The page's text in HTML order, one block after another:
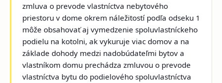
zmluva o prevode vlastníctva nebytového
priestoru v dome okrem náležitostí podľa odseku 1
môže obsahovať aj vymedzenie spoluvlastníckeho
podielu na kotolni, ak vykuruje viac domov a na
základe dohody medzi nadobúdateľmi bytov a
vlastníkom domu prechádza zmluvou o prevode
vlastníctva bytu do podielového spoluvlastníctva